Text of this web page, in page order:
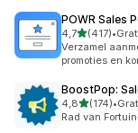
POWR Sales
4,7van 5
(417)
417 recensies
•
Verzamel
promoties en
BoostPop:
4,8van 5
(174)
174 recensies
•
Rad van